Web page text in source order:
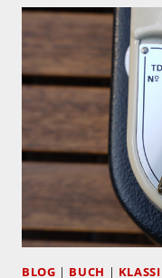
MEIN
NEUES
VIDEO!
BLOG | BUCH |